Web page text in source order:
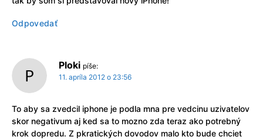
Odpovedať
Ploki píše:
11. apríla 2012 o 23:56
To aby sa zvedcil iphone je podla mna pre vedcinu uzivatelov
skor negativum aj ked sa to mozno zda teraz ako potrebný
krok dopredu. Z pkratických dovodov malo kto bude chciet